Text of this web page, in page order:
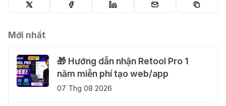
Mới nhất
🎁 Hướng dẫn nhận Retool Pro 1
năm miễn phí tạo web/app
07 Thg 08 2026